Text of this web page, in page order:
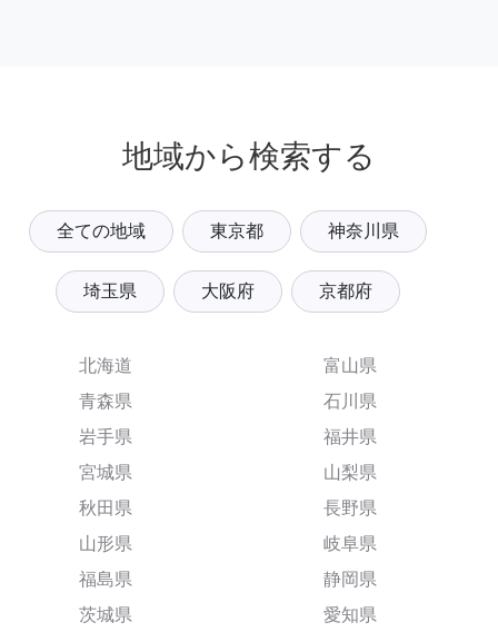
地域から検索する
全ての地域 東京都 神奈川県
埼玉県 大阪府 京都府
北海道
青森県
岩手県
宮城県
秋田県
山形県
福島県
茨城県
富山県
石川県
福井県
山梨県
長野県
岐阜県
静岡県
愛知県